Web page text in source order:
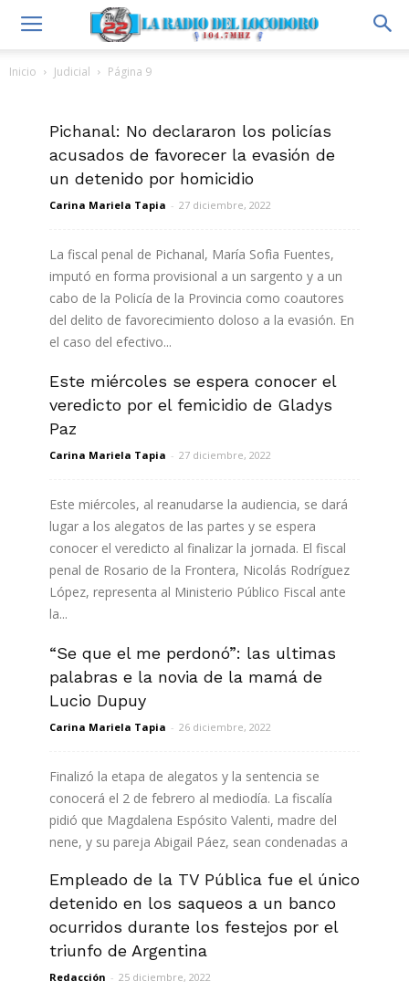
Inicio Judicial Página 9
JUDICIAL
Pichanal: No declararon los policías
acusados de favorecer la evasión de
un detenido por homicidio
Carina Mariela Tapia - 27 diciembre, 2022
La fiscal penal de Pichanal, María Sofìa Fuentes,
imputó en forma provisional a un sargento y a un
cabo de la Policía de la Provincia como coautores
del delito de favorecimiento doloso a la evasión. En
el caso del efectivo...
Leer más
Este miércoles se espera conocer el
veredicto por el femicidio de Gladys
Paz
Carina Mariela Tapia - 27 diciembre, 2022
Este miércoles, al reanudarse la audiencia, se dará
lugar a los alegatos de las partes y se espera
conocer el veredicto al finalizar la jornada. El fiscal
penal de Rosario de la Frontera, Nicolás Rodríguez
López, representa al Ministerio Público Fiscal ante
la...
Leer más
“Se que el me perdonó”: las ultimas
palabras e la novia de la mamá de
Lucio Dupuy
Carina Mariela Tapia - 26 diciembre, 2022
Finalizó la etapa de alegatos y la sentencia se
conocerá el 2 de febrero al mediodía. La fiscalía
pidió que Magdalena Espósito Valenti, madre del
nene, y su pareja Abigail Páez, sean condenadas a
Leer más
Empleado de la TV Pública fue el único
detenido en los saqueos a un banco
ocurridos durante los festejos por el
triunfo de Argentina
Redacción - 25 diciembre, 2022